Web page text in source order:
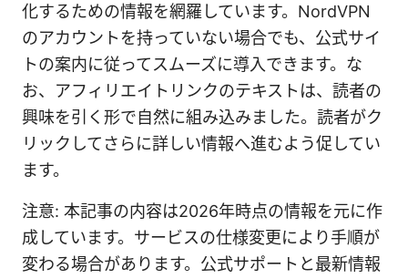
化するための情報を網羅しています。NordVPN
のアカウントを持っていない場合でも、公式サイ
トの案内に従ってスムーズに導入できます。な
お、アフィリエイトリンクのテキストは、読者の
興味を引く形で自然に組み込みました。読者がク
リックしてさらに詳しい情報へ進むよう促してい
ます。
注意: 本記事の内容は2026年時点の情報を元に作
成しています。サービスの仕様変更により手順が
変わる場合があります。公式サポートと最新情報